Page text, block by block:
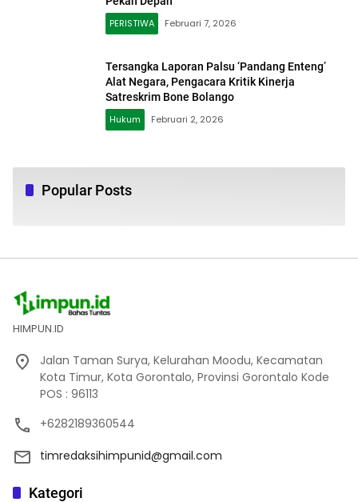
PERISTIWA
Februari 7, 2026
Tersangka Laporan Palsu ‘Pandang Enteng’
Alat Negara, Pengacara Kritik Kinerja
Satreskrim Bone Bolango
Hukum
Februari 2, 2026
Popular Posts
HIMPUN.ID
Jalan Taman Surya, Kelurahan Moodu, Kecamatan
Kota Timur, Kota Gorontalo, Provinsi Gorontalo Kode
POS : 96113
+6282189360544
timredaksihimpunid@gmail.com
Kategori